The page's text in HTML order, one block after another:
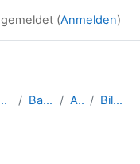
(Anmelden)
2018 Baumgartner.Sabine A2_3: ArcGIS Bilddaten mit Gelände